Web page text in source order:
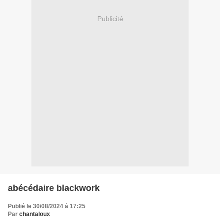
Publicité
abécédaire blackwork
Publié le 30/08/2024 à 17:25
Par chantaloux